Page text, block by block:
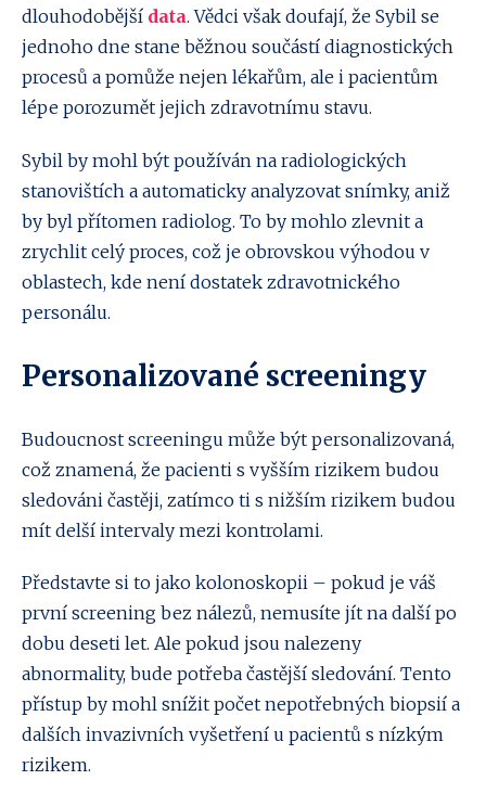
dlouhodobější data. Vědci však doufají, že Sybil se
jednoho dne stane běžnou součástí diagnostických
procesů a pomůže nejen lékařům, ale i pacientům
lépe porozumět jejich zdravotnímu stavu.
Sybil by mohl být používán na radiologických
stanovištích a automaticky analyzovat snímky, aniž
by byl přítomen radiolog. To by mohlo zlevnit a
zrychlit celý proces, což je obrovskou výhodou v
oblastech, kde není dostatek zdravotnického
personálu.
Personalizované screeningy
Budoucnost screeningu může být personalizovaná,
což znamená, že pacienti s vyšším rizikem budou
sledováni častěji, zatímco ti s nižším rizikem budou
mít delší intervaly mezi kontrolami.
Představte si to jako kolonoskopii – pokud je váš
první screening bez nálezů, nemusíte jít na další po
dobu deseti let. Ale pokud jsou nalezeny
abnormality, bude potřeba častější sledování. Tento
přístup by mohl snížit počet nepotřebných biopsií a
dalších invazivních vyšetření u pacientů s nízkým
rizikem.